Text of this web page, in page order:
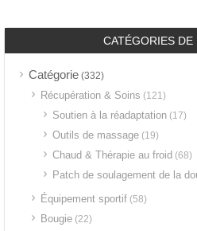
CATÉGORIES DE
Catégorie (332)
Récupération & Soins (121)
Soutien à la réadaptation (17)
Outils de massage (19)
Chaud & Thérapie au froid (68)
Patch de soulagement de la
Équipement sportif (58)
Bougie (22)